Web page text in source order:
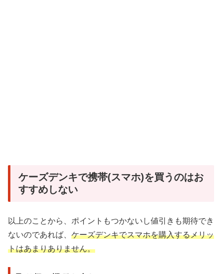
ケーズデンキで携帯(スマホ)を買うのはお
すすめしない
以上のことから、ポイントもつかないし値引きも期待でき
ないのであれば、 ケーズデンキでスマホを購入するメリッ
トはあまりありません。